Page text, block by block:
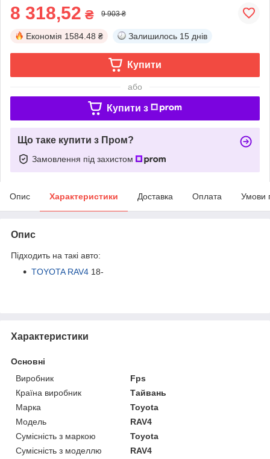
8 318,52 ₴ 9 903 ₴
Економія 1584.48 ₴ Залишилось 15 днів
Купити
або
Купити з
Що таке купити з Пром?
Замовлення під захистом
Опис Характеристики Доставка Оплата Умови
Опис
Підходить на такі авто:
TOYOTA RAV4 18-
Характеристики
Основні
Виробник
Fps
Країна виробник
Тайвань
Марка
Toyota
Модель
RAV4
Сумісність з маркою
Toyota
Сумісність з моделлю
RAV4